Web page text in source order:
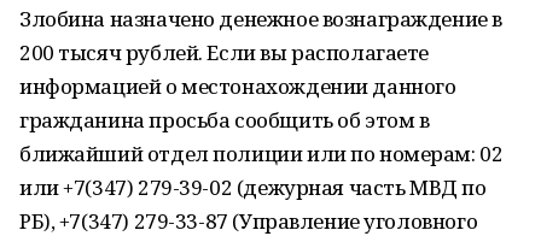
Злобина назначено денежное вознаграждение в
200 тысяч рублей. Если вы располагаете
информацией о местонахождении данного
гражданина просьба сообщить об этом в
ближайший отдел полиции или по номерам: 02
или +7(347) 279-39-02 (дежурная часть МВД по
РБ), +7(347) 279-33-87 (Управление уголовного